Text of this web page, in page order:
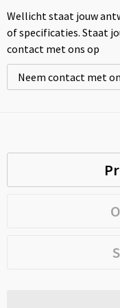
Wellicht staat jouw
of specificaties. Staat
contact met ons op
Neem contact met